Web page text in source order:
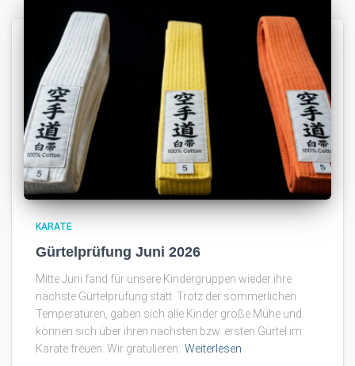
KARATE
Gürtelprüfung Juni 2026
Mitte Juni fand für unsere Kindergruppen wieder ihre
nächste Gürtelprüfung statt. Trotz der sommerlichen
Temperaturen, gaben sich alle Kinder große Mühe und
können sich über ihren nächsten bzw. ersten Gürtel im
Karate freuen. Wir gratulieren: Weiterlesen